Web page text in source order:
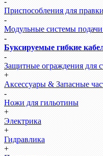
Приспособления для
-
Модульные системы
-
Буксируемые гибкие
-
Защитные ограждения для
+
Аксессуары & Запасные
-
Ножи для гильотины
+
Электрика
+
Гидравлика
+